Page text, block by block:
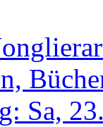
Sa,